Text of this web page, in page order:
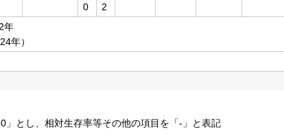
0
2
年
年）
とし、相対生存率等その他の項目を「-」と表記